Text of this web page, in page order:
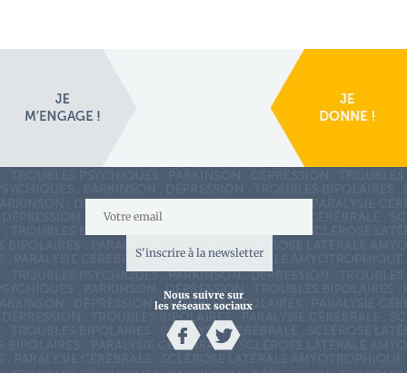
S'inscrire à la newsletter
Nous suivre sur
les réseaux sociaux